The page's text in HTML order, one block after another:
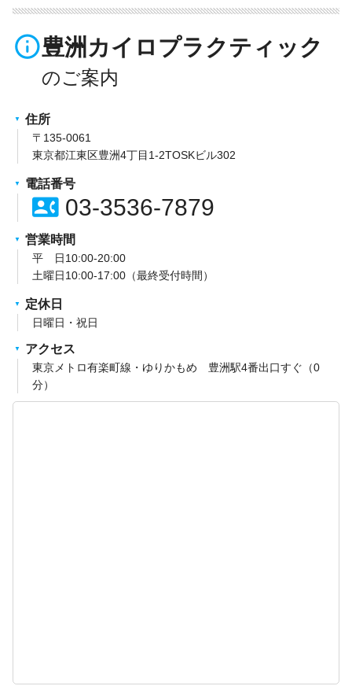
info_outline豊洲カイロプラクティック
住所
〒135-0061
東京都江東区豊洲4丁目1-2TOSKビル302
電話番号
contact_phone03-3536-7879
営業時間
平 日10:00-20:00
土曜日10:00-17:00（最終受付時間）
定休日
日曜日・祝日
アクセス
東京メトロ有楽町線・ゆりかもめ 豊洲駅4番出口すぐ（0
分）